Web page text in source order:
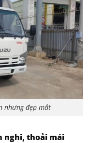
nhưng đẹp mắt
nghi, thoải mái